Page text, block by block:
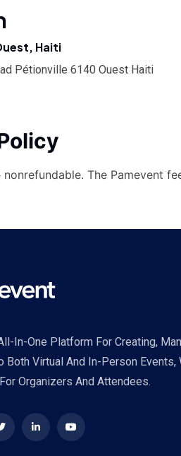
Haiti
Pétionville 6140 Ouest Haiti
The Pamevent
In-One Platform For Creating,
Both Virtual And In-Person Events,
Organizers And Attendees.